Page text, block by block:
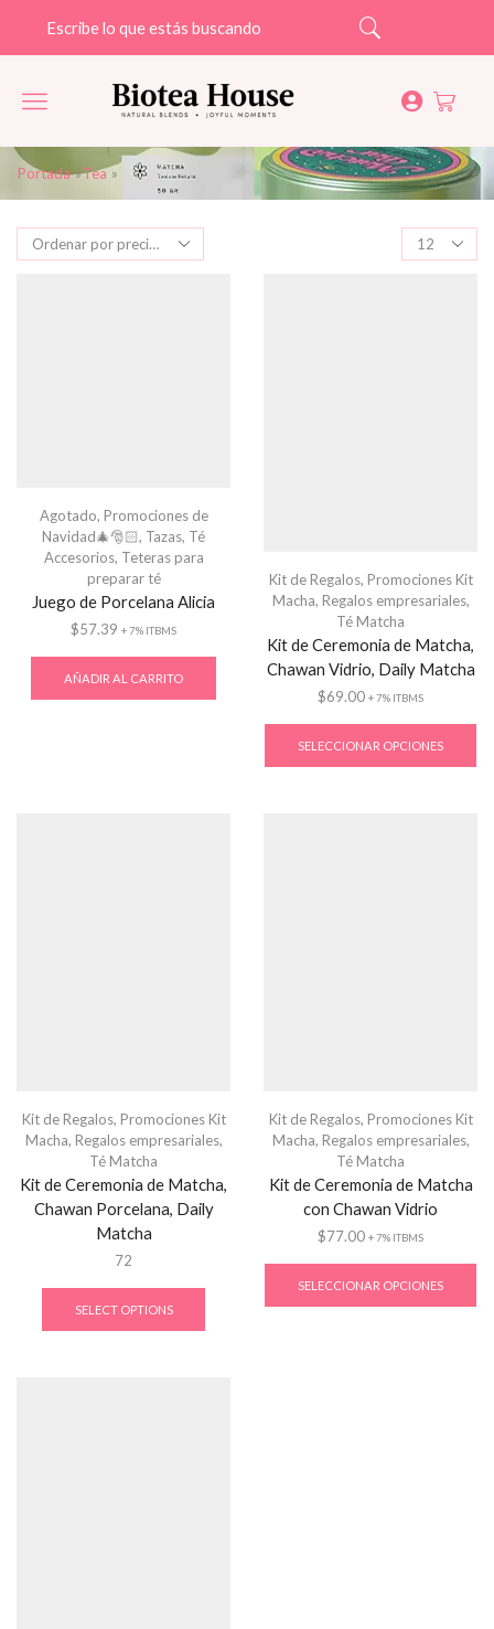
Portada»Tea»
Agotado, Promociones de
Navidad🎄🎅🏻, Tazas, Té
Accesorios, Teteras para
preparar té
Juego de Porcelana Alicia
$57.39 + 7% ITBMS
AÑADIR AL CARRITO
Kit de Regalos, Promociones Kit
Macha, Regalos empresariales,
Té Matcha
Kit de Ceremonia de Matcha,
Chawan Vidrio, Daily Matcha
$69.00 + 7% ITBMS
SELECCIONAR OPCIONES
Kit de Regalos, Promociones Kit
Macha, Regalos empresariales,
Té Matcha
Kit de Ceremonia de Matcha,
Chawan Porcelana, Daily
Matcha
72
SELECT OPTIONS
Kit de Regalos, Promociones Kit
Macha, Regalos empresariales,
Té Matcha
Kit de Ceremonia de Matcha
con Chawan Vidrio
$77.00 + 7% ITBMS
SELECCIONAR OPCIONES